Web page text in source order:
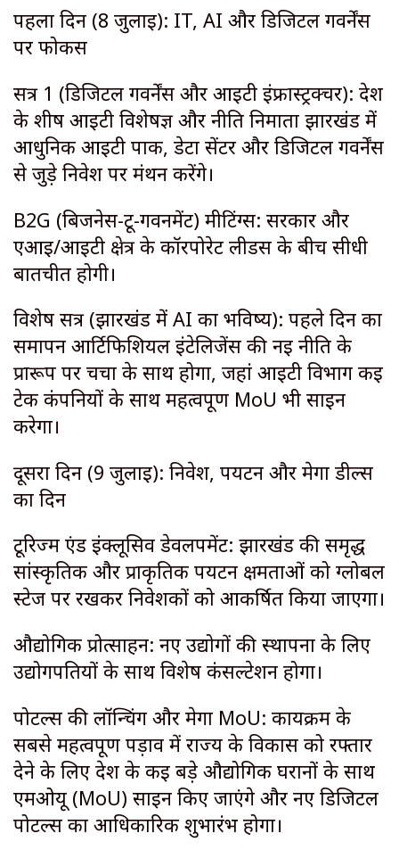
पहला दिन (8 जुलाई): IT, AI और डिजिटल गवर्नेंस
पर फोकस
सत्र 1 (डिजिटल गवर्नेंस और आईटी इंफ्रास्ट्रक्चर): देश
के शीर्ष आईटी विशेषज्ञ और नीति निर्माता झारखंड में
आधुनिक आईटी पार्क, डेटा सेंटर और डिजिटल गवर्नेंस
से जुड़े निवेश पर मंथन करेंगे।
B2G (बिजनेस-टू-गवर्नमेंट) मीटिंग्स: सरकार और
एआई/आईटी क्षेत्र के कॉरपोरेट लीडर्स के बीच सीधी
बातचीत होगी।
विशेष सत्र (झारखंड में AI का भविष्य): पहले दिन का
समापन आर्टिफिशियल इंटेलिजेंस की नई नीति के
प्रारूप पर चर्चा के साथ होगा, जहां आईटी विभाग कई
टेक कंपनियों के साथ महत्वपूर्ण MoU भी साइन
करेगा।
दूसरा दिन (9 जुलाई): निवेश, पर्यटन और मेगा डील्स
का दिन
टूरिज्म एंड इंक्लूसिव डेवलपमेंट: झारखंड की समृद्ध
सांस्कृतिक और प्राकृतिक पर्यटन क्षमताओं को ग्लोबल
स्टेज पर रखकर निवेशकों को आकर्षित किया जाएगा।
औद्योगिक प्रोत्साहन: नए उद्योगों की स्थापना के लिए
उद्योगपतियों के साथ विशेष कंसल्टेशन होगा।
पोर्टल्स की लॉन्चिंग और मेगा MoU: कार्यक्रम के
सबसे महत्वपूर्ण पड़ाव में राज्य के विकास को रफ्तार
देने के लिए देश के कई बड़े औद्योगिक घरानों के साथ
एमओयू (MoU) साइन किए जाएंगे और नए डिजिटल
पोर्टल्स का आधिकारिक शुभारंभ होगा।